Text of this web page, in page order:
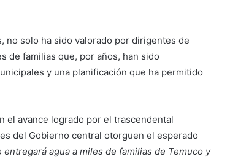
no solo ha sido valorado por dirigentes de
de familias que, por años, han sido
y una planificación que ha permitido
el avance logrado por el trascendental
del Gobierno central otorguen el esperado
agua a miles de familias de Temuco y